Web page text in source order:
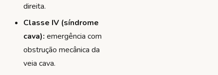
direita.
Classe IV (síndrome
cava): emergência com
obstrução mecânica da
veia cava.